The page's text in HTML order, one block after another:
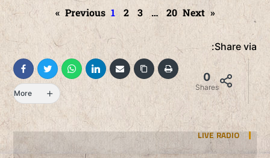
« Previous
1 2 3 … 20 Next »
Share via:
0
Shares
More
LIVE RADIO